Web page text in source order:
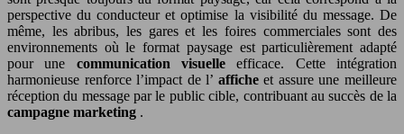
perspective du conducteur et optimise la visibilité du message. De
même, les abribus, les gares et les foires commerciales sont des
environnements où le format paysage est particulièrement adapté
pour une communication visuelleefficace. Cette intégration
harmonieuse renforce l’impact de l’ afficheet assure une meilleure
réception du message par le public cible, contribuant au succès de la
campagne marketing .